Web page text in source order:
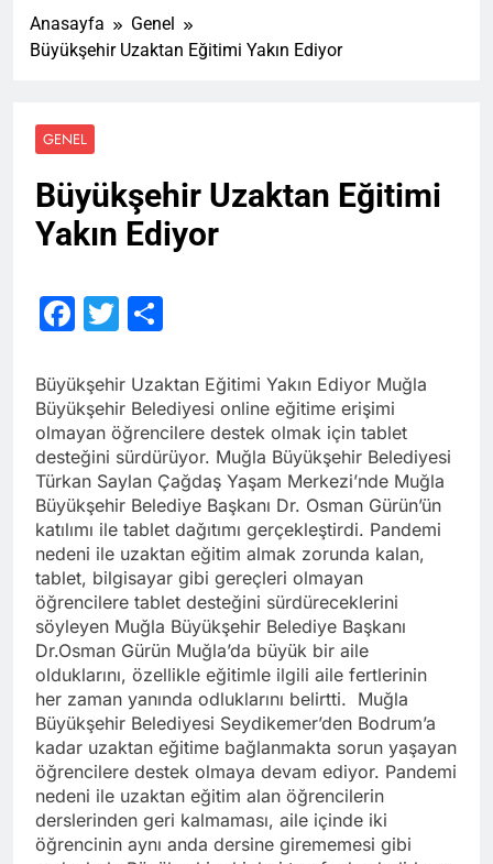
Anasayfa
Genel
Büyükşehir Uzaktan Eğitimi Yakın Ediyor
GENEL
Büyükşehir Uzaktan Eğitimi
Yakın Ediyor
Facebook
Twitter
Büyükşehir Uzaktan Eğitimi Yakın Ediyor Muğla
Büyükşehir Belediyesi online eğitime erişimi
olmayan öğrencilere destek olmak için tablet
desteğini sürdürüyor. Muğla Büyükşehir Belediyesi
Türkan Saylan Çağdaş Yaşam Merkezi’nde Muğla
Büyükşehir Belediye Başkanı Dr. Osman Gürün’ün
katılımı ile tablet dağıtımı gerçekleştirdi. Pandemi
nedeni ile uzaktan eğitim almak zorunda kalan,
tablet, bilgisayar gibi gereçleri olmayan
öğrencilere tablet desteğini sürdüreceklerini
söyleyen Muğla Büyükşehir Belediye Başkanı
Dr.Osman Gürün Muğla’da büyük bir aile
olduklarını, özellikle eğitimle ilgili aile fertlerinin
her zaman yanında odluklarını belirtti. Muğla
Büyükşehir Belediyesi Seydikemer’den Bodrum’a
kadar uzaktan eğitime bağlanmakta sorun yaşayan
öğrencilere destek olmaya devam ediyor. Pandemi
nedeni ile uzaktan eğitim alan öğrencilerin
derslerinden geri kalmaması, aile içinde iki
öğrencinin aynı anda dersine girememesi gibi